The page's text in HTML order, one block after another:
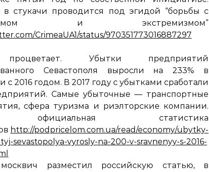
в стукачи проводится под эгидой “борьбы с
и экстремизмом”
CrimeaUA1/status/970351773016887297
Убытки предприятий
Севастополя выросли на 233% в
с 2016 годом. В 2017 году с убытками сработали
Самые убыточные — транспортные
сфера туризма и риэлторские компании.
статистика
http://podpricelom.com.ua/read/economy/ubytky-
sevastopolya-vyrosly-na-200-v-sravnenyy-s-2016-
разместил российскую статью, в